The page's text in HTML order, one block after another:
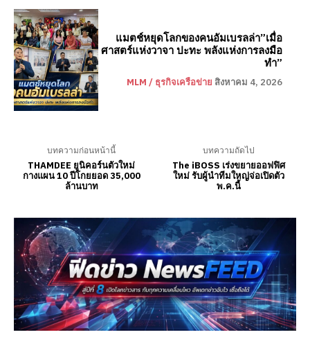
แมตช์หยุดโลกของคนอัมเบรลล่า”เมื่อ
ศาสตร์แห่งวาจา ปะทะ พลังแห่งการลงมือ
ทำ”
MLM / ธุรกิจเครือข่าย สิงหาคม 4, 2026
บทความก่อนหน้านี้
THAMDEE ยูนิคอร์นตัวใหม่
กางแผน 10 ปีโกยยอด 35,000
ล้านบาท
บทความถัดไป
The iBOSS เร่งขยายออฟฟิศ
ใหม่ รับผู้นำทีมใหญ่จ่อเปิดตัว
พ.ค.นี้